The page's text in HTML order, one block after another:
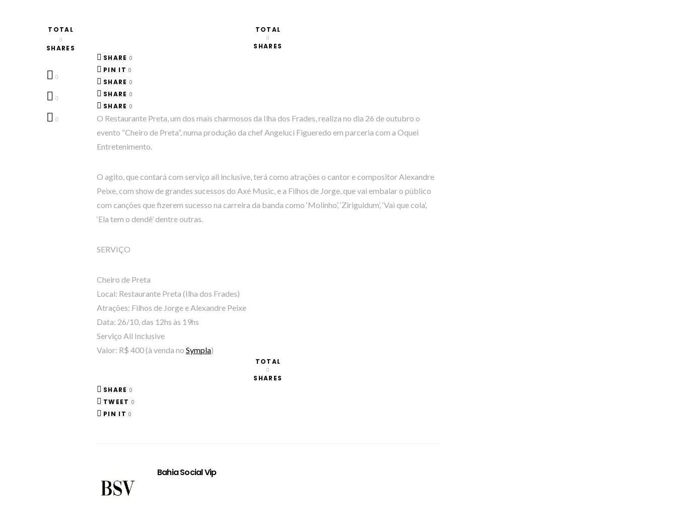
TOTAL
0
SHARES
0
0
0
TOTAL
0
SHARES
SHARE 0
PIN IT 0
SHARE 0
SHARE 0
SHARE 0
O Restaurante Preta, um dos mais charmosos da Ilha dos Frades, realiza no dia 26 de outubro o
evento “Cheiro de Preta”, numa produção da chef Angeluci Figueredo em parceria com a Oquei
Entretenimento.
O agito, que contará com serviço all inclusive, terá como atrações o cantor e compositor Alexandre
Peixe, com show de grandes sucessos do Axé Music, e a Filhos de Jorge, que vai embalar o público
com canções que fizerem sucesso na carreira da banda como ‘Molinho’, ‘Ziriguidum’, ‘Vai que cola’,
‘Ela tem o dendê’ dentre outras.
SERVIÇO
Cheiro de Preta
Local: Restaurante Preta (Ilha dos Frades)
Atrações: Filhos de Jorge e Alexandre Peixe
Data: 26/10, das 12hs às 19hs
Serviço All Inclusive
Valor: R$ 400 (à venda no Sympla)
TOTAL
0
SHARES
SHARE 0
TWEET 0
PIN IT 0
Bahia Social Vip